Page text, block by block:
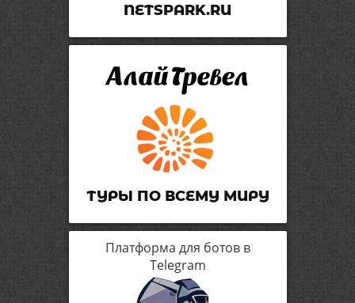
NETSPARK.RU
ТУРЫ ПО ВСЕМУ МИРУ
Платформа для ботов в
Telegram